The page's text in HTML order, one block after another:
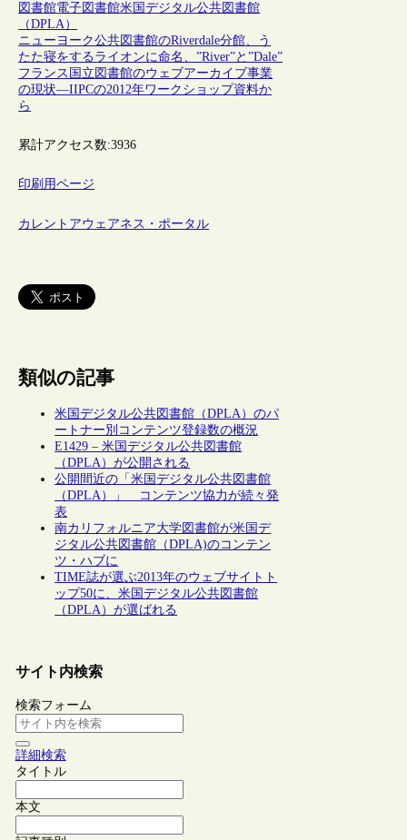
図書館電子図書館米国デジタル公共図書館
（DPLA）
ニューヨーク公共図書館のRiverdale分館、う
たた寝をするライオンに命名、”River”と”Dale”
フランス国立図書館のウェブアーカイブ事業
の現状―IIPCの2012年ワークショップ資料か
ら
累計アクセス数:3936
印刷用ページ
カレントアウェアネス・ポータル
類似の記事
米国デジタル公共図書館（DPLA）のパ
ートナー別コンテンツ登録数の概況
E1429 – 米国デジタル公共図書館
（DPLA）が公開される
公開間近の「米国デジタル公共図書館
（DPLA）」 コンテンツ協力が続々発
表
南カリフォルニア大学図書館が米国デ
ジタル公共図書館（DPLA)のコンテン
ツ・ハブに
TIME誌が選ぶ2013年のウェブサイトト
ップ50に、米国デジタル公共図書館
（DPLA）が選ばれる
サイト内検索
検索フォーム
詳細検索
タイトル
本文